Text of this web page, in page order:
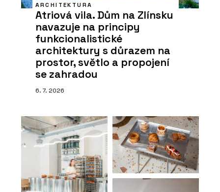
ARCHITEKTURA
Atriová vila. Dům na Zlínsku
navazuje na principy
funkcionalistické
architektury s důrazem na
prostor, světlo a propojení
se zahradou
6. 7. 2026